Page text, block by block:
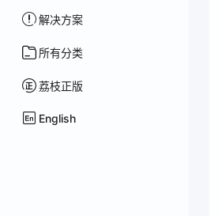
解决方案
所有分类
荔枝正版
English